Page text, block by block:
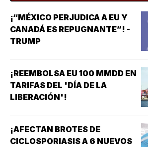
¡“MÉXICO PERJUDICA A EU Y
CANADÁ ES REPUGNANTE”! -
TRUMP
¡REEMBOLSA EU 100 MMDD EN
TARIFAS DEL 'DÍA DE LA
LIBERACIÓN'!
¡AFECTAN BROTES DE
CICLOSPORIASIS A 6 NUEVOS